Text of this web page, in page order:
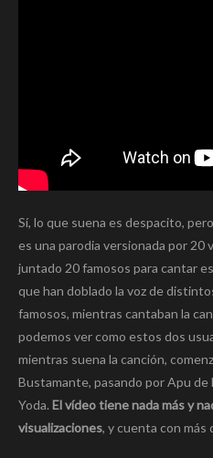
Sí, lo que suena es despacito,
es una parodia versionada por 20
juntado 20 famosos para cantar
que han doblado la voz de
famosos, mientras cantaban la
podemos ver como estos dos
mientras suena la canción,
Bustamante, pasando por Apu de
Yoda. El vídeo tiene nada más y
visualizaciones, y cuenta con más